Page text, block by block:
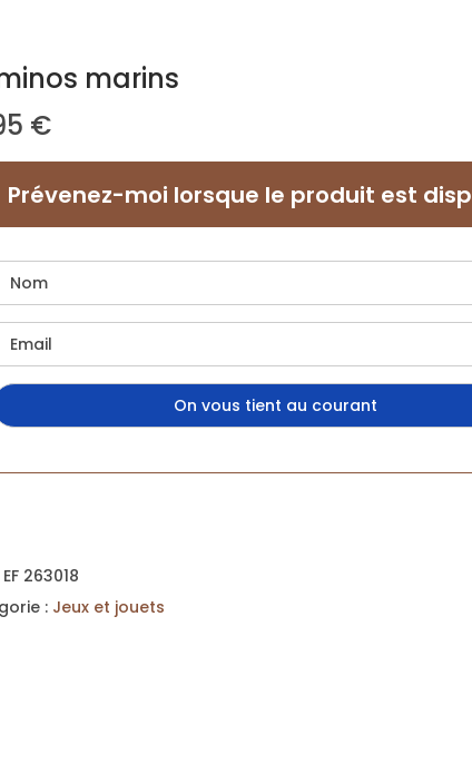
marins
€
Prévenez-moi lorsque le produit est
EF 263018
: Jeux et jouets